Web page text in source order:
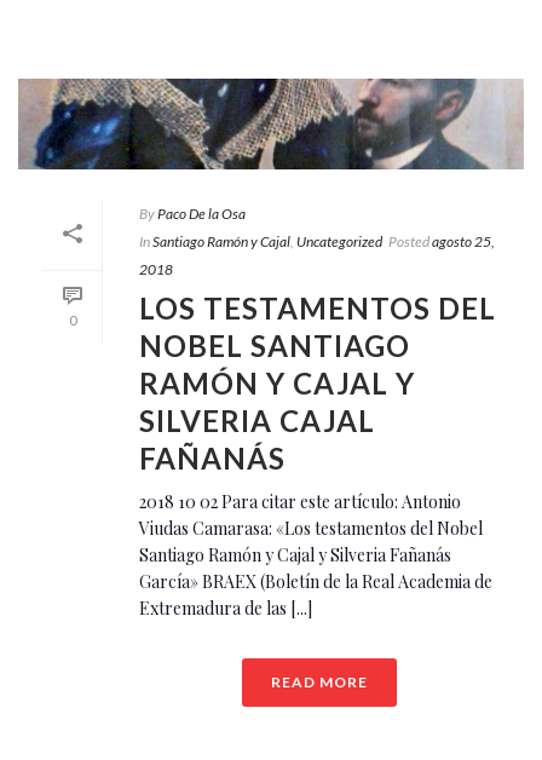
0
ByPaco De la Osa
InSantiago Ramón y Cajal, Uncategorized Postedagosto 25,
2018
LOS TESTAMENTOS DEL
NOBEL SANTIAGO
RAMÓN Y CAJAL Y
SILVERIA CAJAL
FAÑANÁS
2018 10 02 Para citar este artículo: Antonio
Viudas Camarasa: «Los testamentos del Nobel
Santiago Ramón y Cajal y Silveria Fañanás
García» BRAEX (Boletín de la Real Academia de
Extremadura de las [...]
READ MORE